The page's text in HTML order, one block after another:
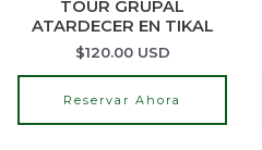
TOUR GRUPAL
ATARDECER EN TIKAL
$120.00USD
Reservar Ahora